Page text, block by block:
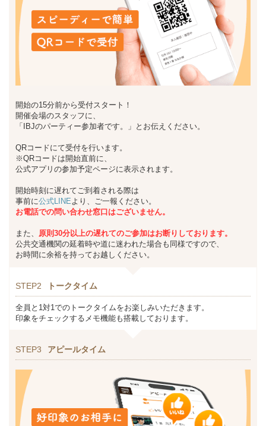
開始の15分前から受付スタート！
開催会場のスタッフに、
「IBJのパーティー参加者です。」とお伝えください。
QRコードにて受付を行います。
※QRコードは開始直前に、
公式アプリの参加予定ページに表示されます。
開始時刻に遅れてご到着される際は
事前に公式LINE より、ご一報ください。
お電話での問い合わせ窓口はございません。
また、 原則30分以上の遅れてのご参加はお断りしております。
公共交通機関の延着時や道に迷われた場合も同様ですので、
お時間に余裕を持ってお越しください。
STEP2 トークタイム
全員と1対1でのトークタイムをお楽しみいただきます。
印象をチェックするメモ機能も搭載しております。
STEP3 アピールタイム